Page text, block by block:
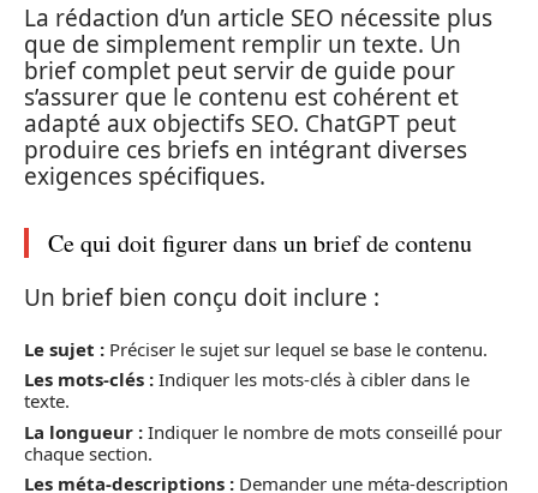
La rédaction d’un article SEO nécessite plus
que de simplement remplir un texte. Un
brief complet peut servir de guide pour
s’assurer que le contenu est cohérent et
adapté aux objectifs SEO. ChatGPT peut
produire ces briefs en intégrant diverses
exigences spécifiques.
Ce qui doit figurer dans un brief de contenu
Un brief bien conçu doit inclure :
Le sujet : Préciser le sujet sur lequel se base le contenu.
Les mots-clés : Indiquer les mots-clés à cibler dans le
texte.
La longueur : Indiquer le nombre de mots conseillé pour
chaque section.
Les méta-descriptions : Demander une méta-description